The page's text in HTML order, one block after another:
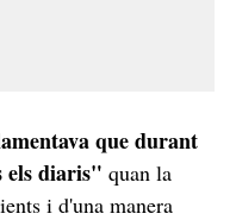
que durant
els diaris" quan la
i d'una manera